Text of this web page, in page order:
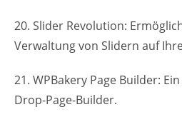
20. Slider Revolution:
Verwaltung von Slidern auf
21. WPBakery Page Builder:
Drop-Page-Builder.